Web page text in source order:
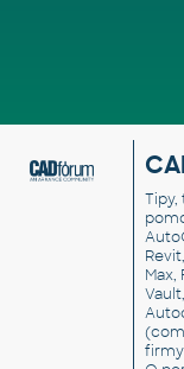
Tipy,
Max,
firmy